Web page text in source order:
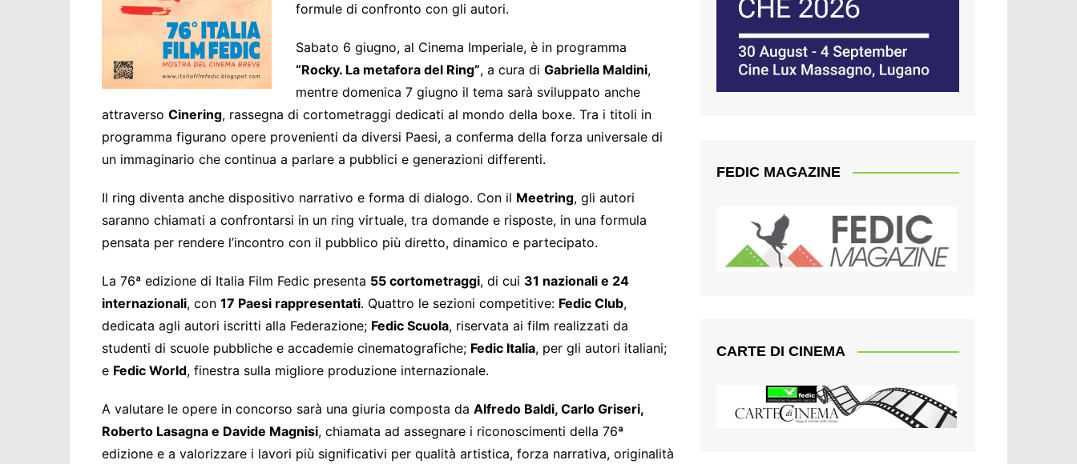
formule di confronto con gli autori.
Sabato 6 giugno, al Cinema Imperiale, è in programma
“Rocky. La metafora del Ring”, a cura di Gabriella Maldini,
mentre domenica 7 giugno il tema sarà sviluppato anche
attraverso Cinering, rassegna di cortometraggi dedicati al mondo della boxe. Tra i titoli in
programma figurano opere provenienti da diversi Paesi, a conferma della forza universale di
un immaginario che continua a parlare a pubblici e generazioni differenti.
Il ring diventa anche dispositivo narrativo e forma di dialogo. Con il Meetring, gli autori
saranno chiamati a confrontarsi in un ring virtuale, tra domande e risposte, in una formula
pensata per rendere l’incontro con il pubblico più diretto, dinamico e partecipato.
La 76ª edizione di Italia Film Fedic presenta 55 cortometraggi, di cui 31 nazionali e 24
internazionali, con 17 Paesi rappresentati. Quattro le sezioni competitive: Fedic Club,
dedicata agli autori iscritti alla Federazione; Fedic Scuola, riservata ai film realizzati da
studenti di scuole pubbliche e accademie cinematografiche; Fedic Italia, per gli autori italiani;
e Fedic World, finestra sulla migliore produzione internazionale.
A valutare le opere in concorso sarà una giuria composta da Alfredo Baldi, Carlo Griseri,
Roberto Lasagna e Davide Magnisi, chiamata ad assegnare i riconoscimenti della 76ª
edizione e a valorizzare i lavori più significativi per qualità artistica, forza narrativa, originalità
FEDIC MAGAZINE
CARTE DI CINEMA